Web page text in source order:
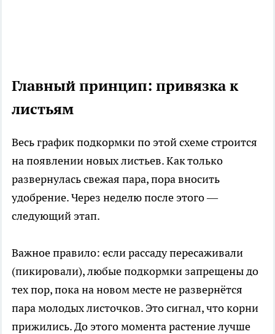
Главный принцип: привязка к
листьям
Весь график подкормки по этой схеме строится
на появлении новых листьев. Как только
развернулась свежая пара, пора вносить
удобрение. Через неделю после этого —
следующий этап.
Важное правило: если рассаду пересаживали
(пикировали), любые подкормки запрещены до
тех пор, пока на новом месте не развернётся
пара молодых листочков. Это сигнал, что корни
прижились. До этого момента растение лучше